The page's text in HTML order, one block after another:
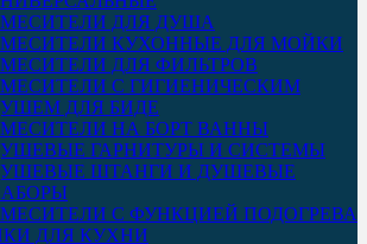
ДЛЯ ДУША
КУХОННЫЕ ДЛЯ МОЙКИ
ДЛЯ ФИЛЬТРОВ
С ГИГИЕНИЧЕСКИМ
ДЛЯ БИДЕ
НА БОРТ ВАННЫ
ГАРНИТУРЫ И СИСТЕМЫ
ШТАНГИ И ДУШЕВЫЕ
С ФУНКЦИЕЙ ПОДОГРЕВА